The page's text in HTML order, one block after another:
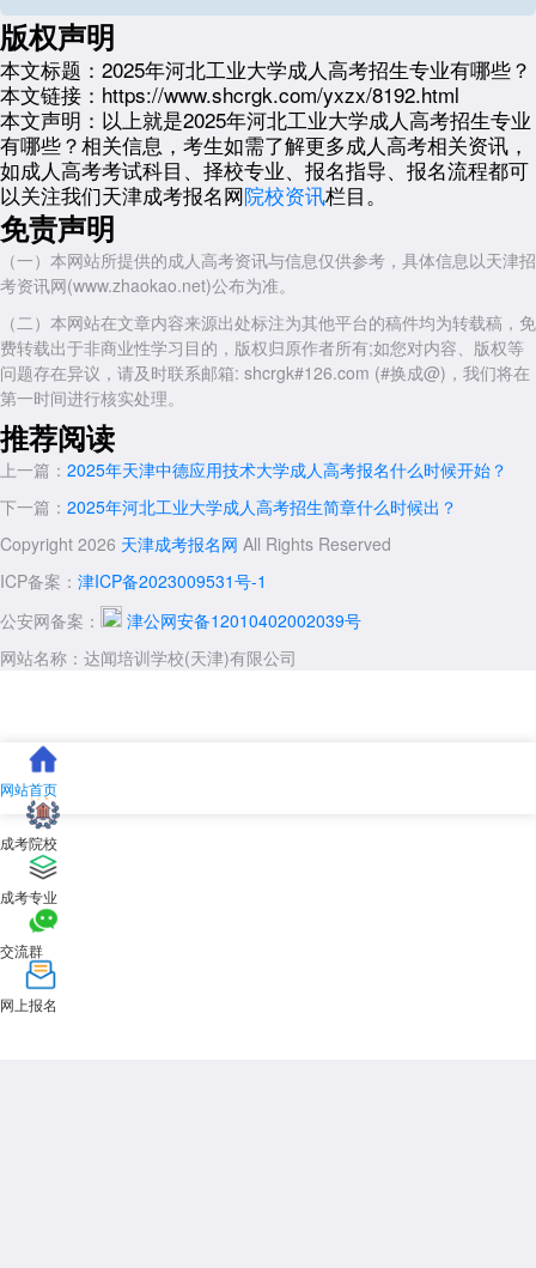
考生应为中华人民共和国公民，并符合当地招生考试机构规定的户籍
或居住要求。
河北工业大学成人高考通常面向特定地区招生，如河北省、山东省、
新疆维吾尔自治区、天津市等，考生需在这些地区居住或工作，并符合各
省(自治区、直辖市)的报名条件。
错过了24年成人高考不要着急！2025年河北工业大学成人高考预报
名已经开始了，早报名早占位哦！想了解河北工业大学院校
接查看哦！记得到官方函授站点进行报名。早报名提前做好规划与复习准
备，您也可通过此查看25年天津成人高考网上报名可选择的报考院校与
专业。
此外，河北工业大学作为一所国家“世界一流学科建设高校”和国
家“211工程”重点建设高校，其成人高考招生专业具有较高的教学水平和
良好的就业前景，是广大考生提升学历、实现职业发展的重要选择。
展开全文
版权声明
本文标题： 2025年河北工业大学成人高考招生专业有哪些？
本文链接： https://www.shcrgk.com/yxzx/8192.html
本文声明： 以上就是2025年河北工业大学成人高考招生专业
有哪些？相关信息，考生如需了解更多成人高考相关资讯，
如成人高考考试科目、择校专业、报名指导、报名流程都可
以关注我们天津成考报名网院校资讯栏目。
免责声明
（一）本网站所提供的成人高考资讯与信息仅供参考，具体信息以天津招
考资讯网(www.zhaokao.net)公布为准。
（二）本网站在文章内容来源出处标注为其他平台的稿件均为转载稿，免
费转载出于非商业性学习目的，版权归原作者所有;如您对内容、版权等
问题存在异议，请及时联系邮箱: shcrgk#126.com (#换成@)，我们将在
第一时间进行核实处理。
推荐阅读
上一篇： 2025年天津中德应用技术大学成人高考报名什么时候开始？
下一篇： 2025年河北工业大学成人高考招生简章什么时候出？
Copyright 2026 天津成考报名网 All Rights Reserved
ICP备案： 津ICP备2023009531号-1
公安网备案：
津公网安备12010402002039号
网站名称：达闻培训学校(天津)有限公司
网站首页
成考院校
成考专业
交流群
网上报名